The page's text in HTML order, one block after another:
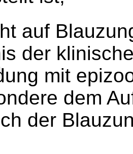
auf
der
mit
dem
der